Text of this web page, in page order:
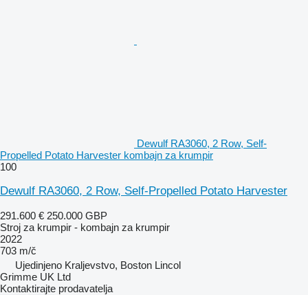
Dewulf RA3060, 2 Row, Self-
Propelled Potato Harvester kombajn za krumpir
100
Dewulf RA3060, 2 Row, Self-Propelled Potato Harvester
291.600 € 250.000 GBP
Stroj za krumpir - kombajn za krumpir
2022
703 m/č
Ujedinjeno Kraljevstvo, Boston Lincol
Grimme UK Ltd
Kontaktirajte prodavatelja